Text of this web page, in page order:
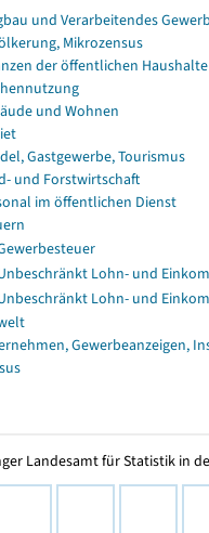
und Verarbeitendes
Mikrozensus
der öffentlichen Haushalte
und Wohnen
Gastgewerbe, Tourismus
und Forstwirtschaft
im öffentlichen Dienst
Lohn- und
Lohn- und
Gewerbeanzeigen,
Landesamt für Statistik in